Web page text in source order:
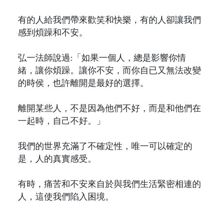
有的人給我們帶來歡笑和快樂，有的人卻讓我們
感到煩躁和不安。
弘一法師說過:「如果一個人，總是影響你情
緒，讓你煩躁。讓你不安，而你自已又無法改變
的時侯，也許離開是最好的選擇。
離開某些人，不是因為他們不好，而是和他們在
一起時，自己不好。」
我們的世界充滿了不確定性，唯一可以確定的
是，人的真實感受。
有時，痛苦和不安來自於與我們生活緊密相連的
人，這使我們陷入困境。